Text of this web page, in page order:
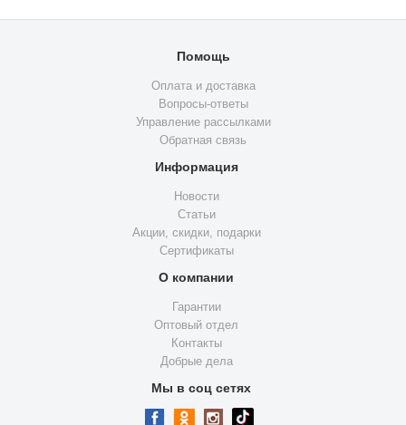
Помощь
Оплата и доставка
Вопросы-ответы
Управление рассылками
Обратная связь
Информация
Новости
Статьи
Акции, скидки, подарки
Сертификаты
О компании
Гарантии
Оптовый отдел
Контакты
Добрые дела
Мы в соц сетях